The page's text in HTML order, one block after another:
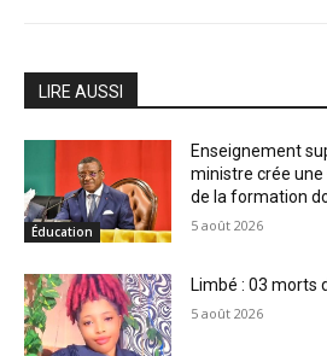
LIRE AUSSI
Éducation
Enseignement
ministre crée
de la formation
5 août 2026
Limbé : 03 morts
5 août 2026